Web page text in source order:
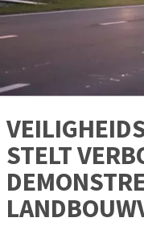
STELT